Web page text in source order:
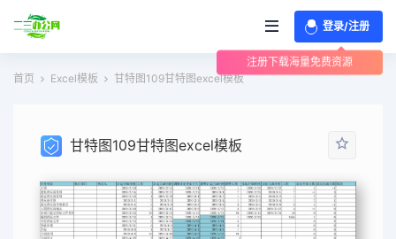
登录/注册
注册下载海量免费资源
首页
Excel模板 甘特图109甘特图excel模板
甘特图109甘特图excel模板